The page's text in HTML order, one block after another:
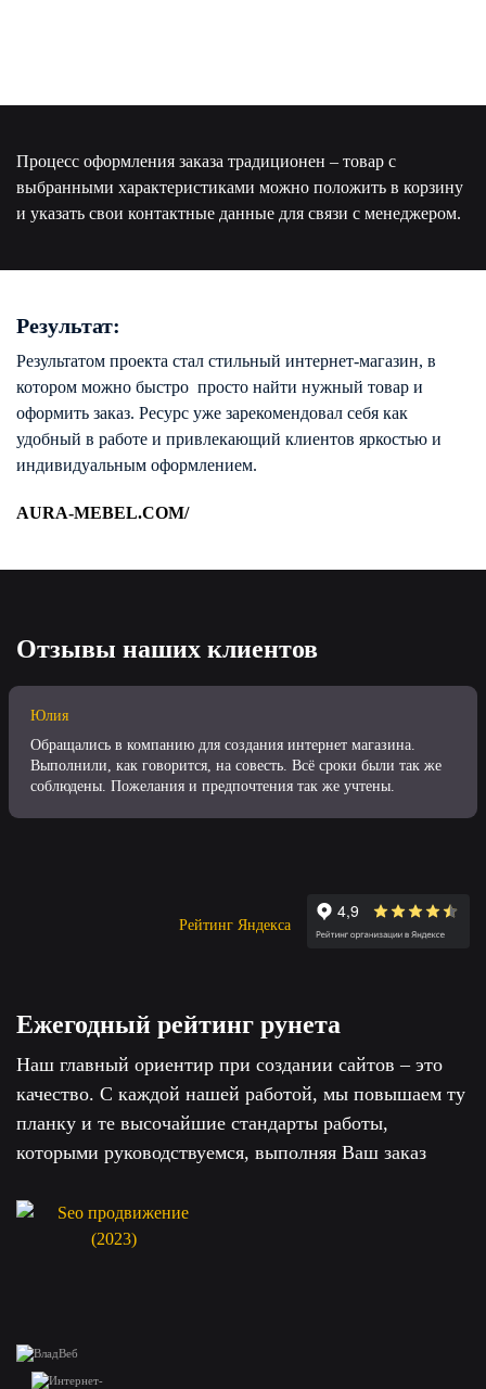
Процесс оформления заказа традиционен – товар с
выбранными характеристиками можно положить в корзину
и указать свои контактные данные для связи с менеджером.
Результат:
Результатом проекта стал стильный интернет-магазин, в
котором можно быстро просто найти нужный товар и
оформить заказ. Ресурс уже зарекомендовал себя как
удобный в работе и привлекающий клиентов яркостью и
индивидуальным оформлением.
AURA-MEBEL.COM/
Отзывы наших клиентов
Юлия
Обращались в компанию для создания интернет магазина.
Выполнили, как говорится, на совесть. Всё сроки были так же
соблюдены. Пожелания и предпочтения так же учтены.
Рейтинг Яндекса
Ежегодный рейтинг рунета
Наш главный ориентир при создании сайтов – это
качество. С каждой нашей работой, мы повышаем ту
планку и те высочайшие стандарты работы,
которыми руководствуемся, выполняя Ваш заказ